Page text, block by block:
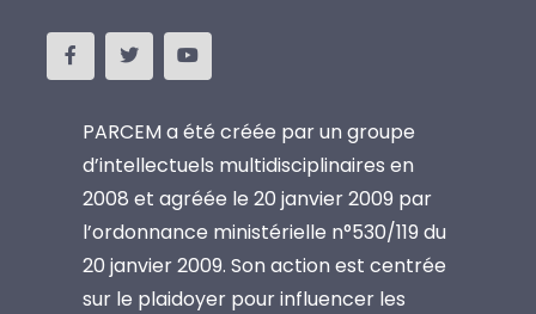
PARCEM a été créée par un groupe
d’intellectuels multidisciplinaires en
2008 et agréée le 20 janvier 2009 par
l’ordonnance ministérielle n°530/119 du
20 janvier 2009. Son action est centrée
sur le plaidoyer pour influencer les